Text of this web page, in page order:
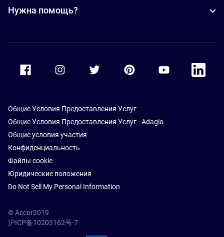
Нужна помощь?
Accor Facebook Accor TwitterAccor PinterestAccor Youtube
Accor
Общие Условия Предоставления Услуг
Общие Условия Предоставления Услуг - Adagio
Общие условия участия
Конфиденциальность
Файлы cookie
Юридические положения
Do Not Sell My Personal Information
© Accor2019
沪ICP备10203162号-7